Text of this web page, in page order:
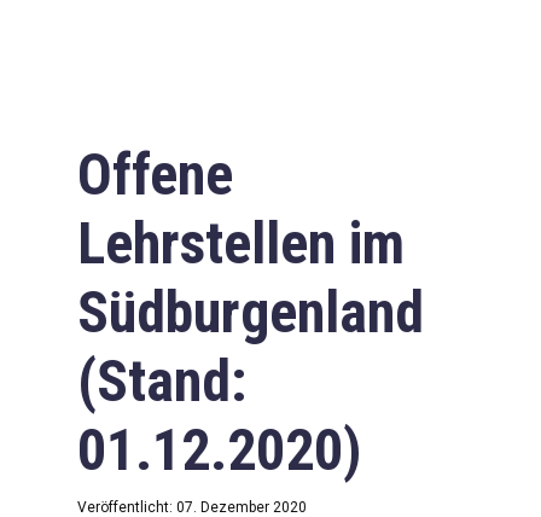
Offene
Lehrstellen im
Südburgenland
(Stand:
01.12.2020)
Veröffentlicht: 07. Dezember 2020